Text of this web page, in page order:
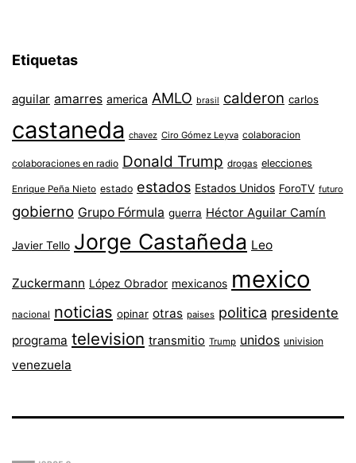
Etiquetas
aguilar amarres america AMLO brasil calderon carlos
castaneda chavez Ciro Gómez Leyva colaboracion
colaboraciones en radio Donald Trump drogas elecciones
Enrique Peña Nieto estado estados Estados Unidos ForoTV futuro
gobierno Grupo Fórmula guerra Héctor Aguilar Camín
Javier Tello Jorge Castañeda Leo
Zuckermann López Obrador mexicanos mexico
nacional noticias opinar otras paises politica presidente
programa television transmitio Trump unidos univision
venezuela